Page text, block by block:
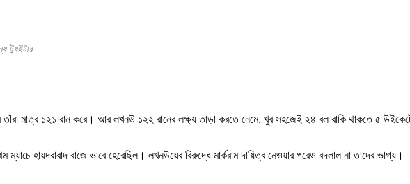
ট্যুইটার
তাঁরা মাত্র ১২১ রান করে। আর লখনউ ১২২ রানের লক্ষ্য তাড়া করতে নেমে, খুব সহজেই ২৪ বল বাকি থাকতে ৫
হায়দরাবাদ বাজে ভাবে হেরেছিল। লখনউয়ের বিরুদ্ধে মার্করাম দায়িত্ব নেওয়ার পরেও বদলাল না তাদের ভাগ্য।